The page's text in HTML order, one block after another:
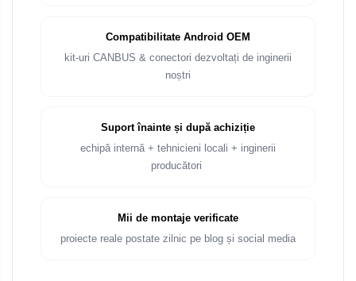
Rame adaptoare Renault
Rame adaptoare Volvo
Rame Adaptoare Porsche
Rame adaptoare Citroen
Compatibilitate Android OEM
kit-uri CANBUS & conectori dezvoltați de inginerii
noștri
Suport înainte și după achiziție
echipă internă + tehnicieni locali + inginerii
producători
Mii de montaje verificate
proiecte reale postate zilnic pe blog și social media